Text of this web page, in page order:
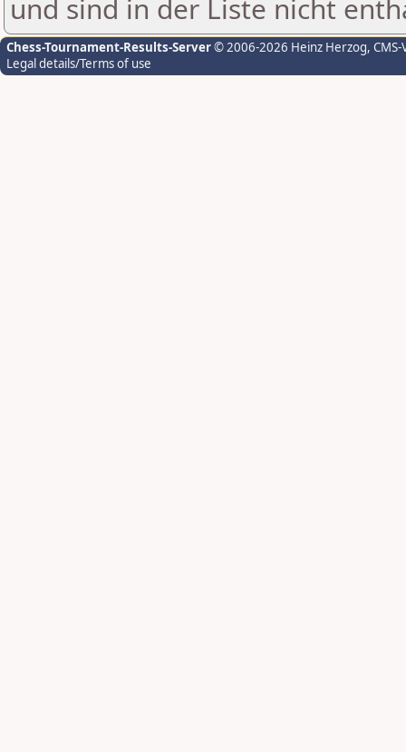
und sind in der Liste nicht
Chess-Tournament-Results-Server© 2006-2026 Heinz Herzog,
Legal details/Terms of use